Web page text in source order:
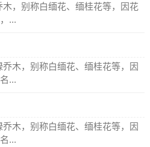
，别称白缅花、缅桂花等，因花
...
木，别称白缅花、缅桂花等，因
...
木，别称白缅花、缅桂花等，因
...